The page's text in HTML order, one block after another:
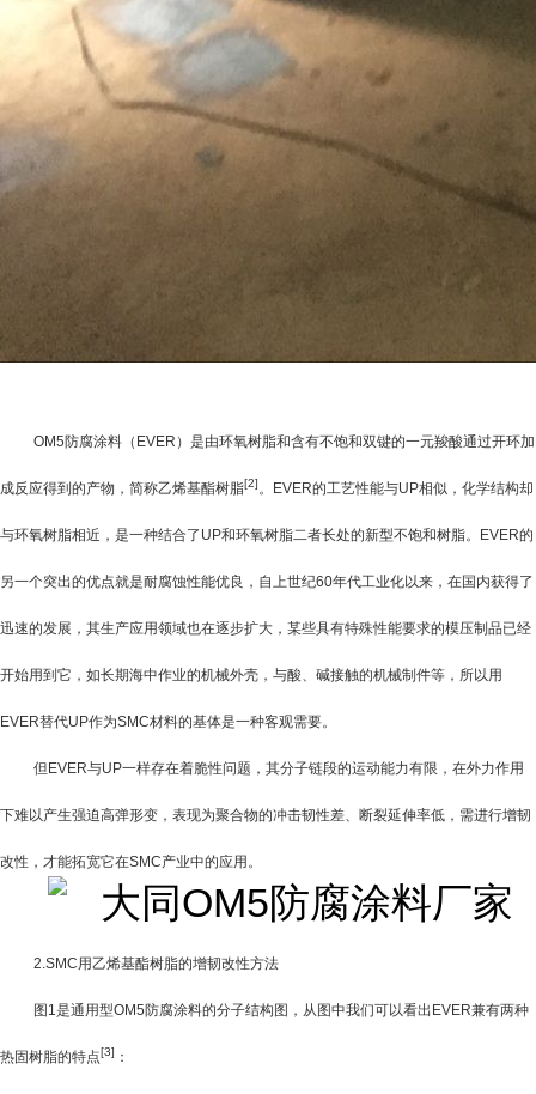
OM5防腐涂料（ EVER ）是由环氧树脂和含有不饱和双键的一元羧酸通过开环加
成反应得到的产物，简称乙烯基酯树脂[2]。 EVER的工艺性能与UP相似，化学结构却
与环氧树脂相近，是一种结合了 UP和环氧树脂二者长处的新型不饱和树脂。 EVER的
另一个突出的优点就是耐腐蚀性能优良，自上世纪60年代工业化以来，在国内获得了
迅速的发展，其生产应用领域也在逐步扩大，某些具有特殊性能要求的模压制品已经
开始用到它，如长期海中作业的机械外壳，与酸、碱接触的机械制件等，所以用
EVER替代UP作为SMC材料的基体是一种客观需要。
但 EVER与UP一样存在着脆性问题，其分子链段的运动能力有限，在外力作用
下难以产生强迫高弹形变，表现为聚合物的冲击韧性差、断裂延伸率低，需进行增韧
改性，才能拓宽它在SMC产业中的应用。
2.SMC用乙烯基酯树脂的增韧改性方法
图 1是通用型OM5防腐涂料的分子结构图，从图中我们可以看出 EVER兼有两种
热固树脂的特点[3] ：